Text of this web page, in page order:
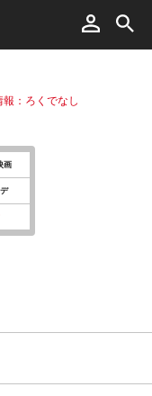
：ろくでなし
画